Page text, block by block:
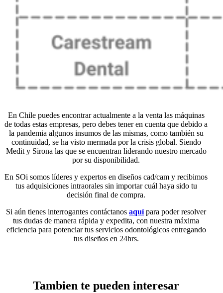
En Chile puedes encontrar actualmente a la venta las máquinas
de todas estas empresas, pero debes tener en cuenta que debido a
la pandemia algunos insumos de las mismas, como también su
continuidad, se ha visto mermada por la crisis global. Siendo
Medit y Sirona las que se encuentran liderando nuestro mercado
por su disponibilidad.
En SOi somos líderes y expertos en diseños cad/cam y recibimos
tus adquisiciones intraorales sin importar cuál haya sido tu
decisión final de compra.
Si aún tienes interrogantes contáctanosaquí para poder resolver
tus dudas de manera rápida y expedita, con nuestra máxima
eficiencia para potenciar tus servicios odontológicos entregando
tus diseños en 24hrs.
Tambien te pueden interesar